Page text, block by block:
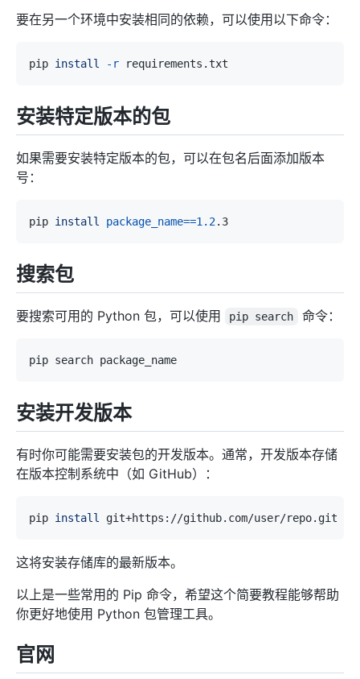
要在另一个环境中安装相同的依赖，可以使用以下命令：
pip install -r
安装特定版本的包
如果需要安装特定版本的包，可以在包名后面添加版本
号：
pip install package_name==1.2
搜索包
要搜索可用的 Python 包，可以使用 pip search 命令：
安装开发版本
有时你可能需要安装包的开发版本。通常，开发版本存储
在版本控制系统中（如 GitHub）：
pip install
这将安装存储库的最新版本。
以上是一些常用的 Pip 命令，希望这个简要教程能够帮助
你更好地使用 Python 包管理工具。
官网